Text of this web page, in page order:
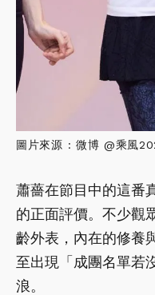
圖片來源 : 微博 @乘風
蕭薔在節目中的這番
的正面評價。不少觀
齡外表，內在的修養
至出現「成團名單若
浪。